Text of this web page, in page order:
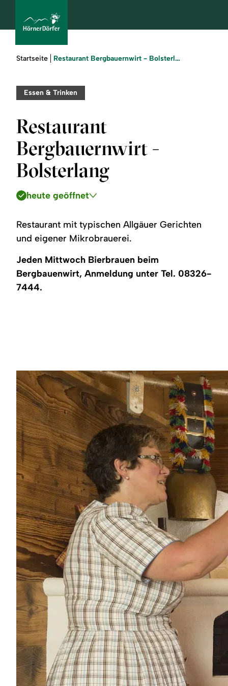
Urlaub
buchen
Sommer
Winter
Region
Service
Sie
Startseite Restaurant Bergbauernwirt - Bolsterlang
Essen & Trinken
Restaurant
Bergbauernwirt -
Bolsterlang
heute geöffnet
Restaurant mit typischen Allgäuer Gerichten
und eigener Mikrobrauerei.
Jeden Mittwoch Bierbrauen beim
Bergbauenwirt, Anmeldung unter Tel. 08326-
7444.